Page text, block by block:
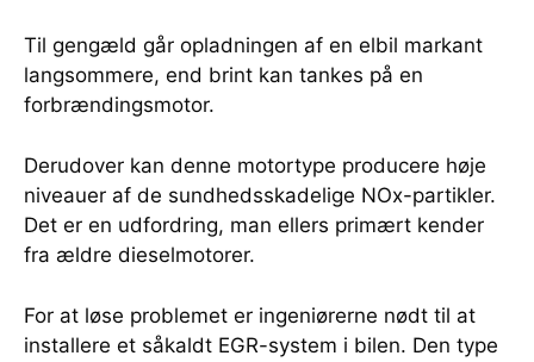
Til gengæld går opladningen af en elbil markant
langsommere, end brint kan tankes på en
forbrændingsmotor.
Derudover kan denne motortype producere høje
niveauer af de sundhedsskadelige NOx-partikler.
Det er en udfordring, man ellers primært kender
fra ældre dieselmotorer.
For at løse problemet er ingeniørerne nødt til at
installere et såkaldt EGR-system i bilen. Den type